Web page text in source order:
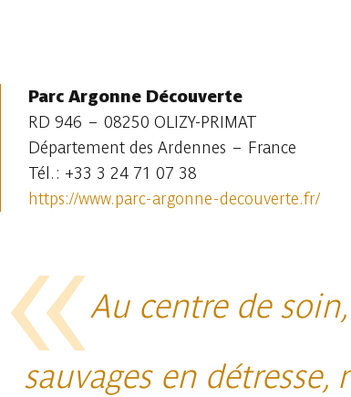
Parc Argonne Découverte
RD 946 – 08250 OLIZY-PRIMAT
Département des Ardennes – France
Tél. : +33 3 24 71 07 38
https://www.parc-argonne-decouverte.fr/
Au centre de
sauvages en détresse,